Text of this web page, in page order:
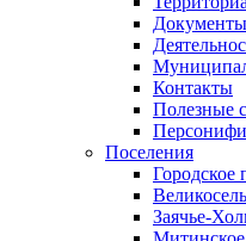
Документы
Контакты
Полезные
Поселения
Городское
Заячье-